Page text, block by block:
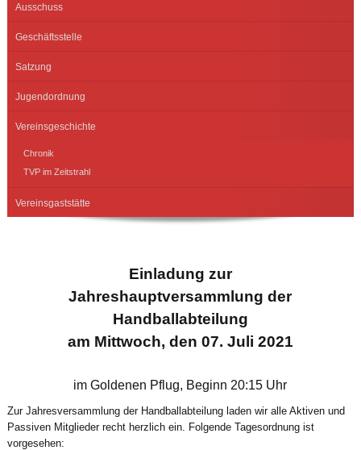
Ausschuss
Geschäftsstelle
Satzung
Jugendordnung
Vereinsgeschichte
Chronik
TVP im Zeitstrahl
Vereinsgaststätte
Einladung zur
Jahreshauptversammlung der
Handballabteilung
am Mittwoch, den 07. Juli 2021
im Goldenen Pflug, Beginn 20:15 Uhr
Zur Jahresversammlung der Handballabteilung laden wir alle Aktiven und
Passiven Mitglieder recht herzlich ein. Folgende Tagesordnung ist
vorgesehen: